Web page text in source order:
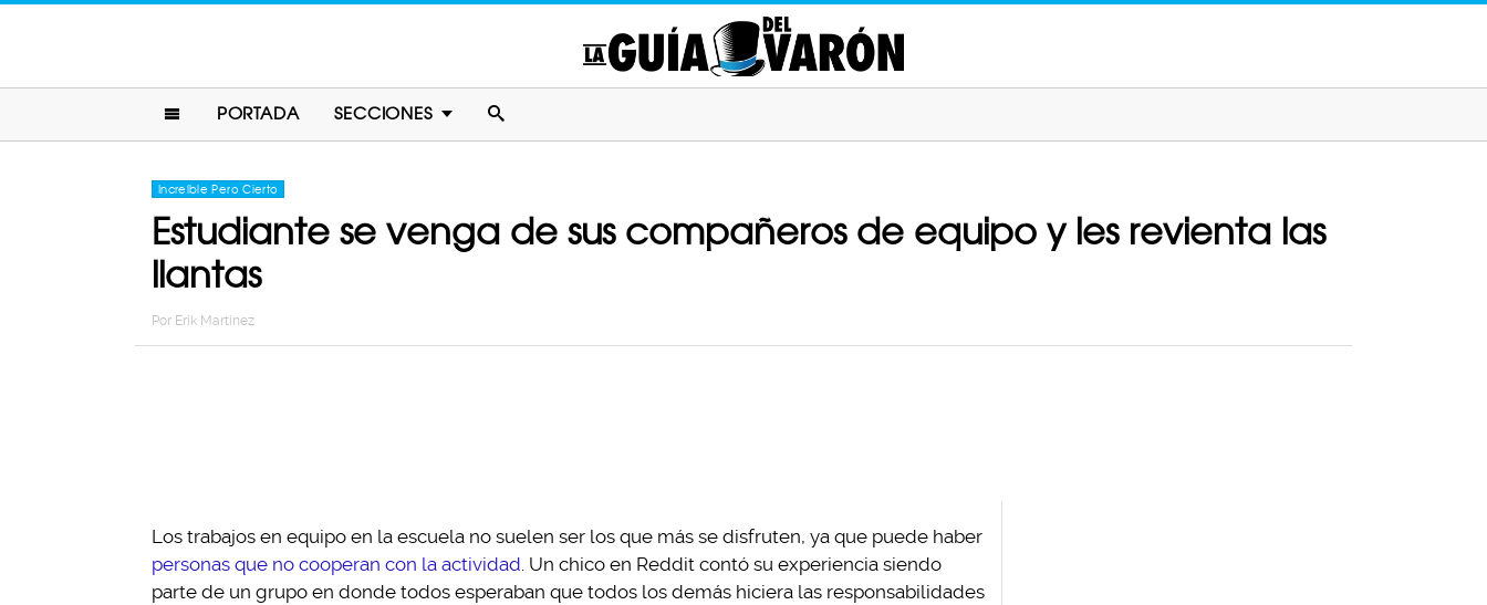
PORTADA SECCIONES
Increíble Pero Cierto
Estudiante se venga de sus compañeros de equipo y les revienta las
llantas
Por Erik Martinez
Los trabajos en equipo en la escuela no suelen ser los que más se disfruten, ya que puede haber
personas que no cooperan con la actividad. Un chico en Reddit contó su experiencia siendo
parte de un grupo en donde todos esperaban que todos los demás hiciera las responsabilidades